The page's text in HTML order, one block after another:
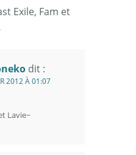
Exile, Fam et
dit :
2012 À 01:07
Lavie~